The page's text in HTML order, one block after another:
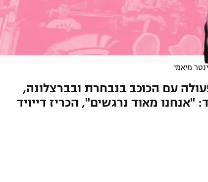
מיאמי
ה-40, ששיתף פעולה עם הכוכב בנבחרת ובברצלונה,
מאוד נרגשים", הכריז דייויד